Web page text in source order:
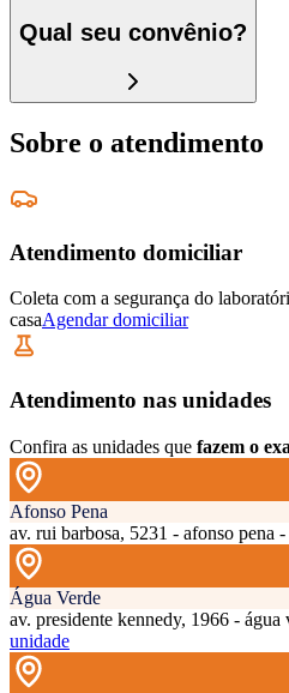
Qual seu convênio?
Sobre o atendimento
Atendimento domiciliar
Coleta com a segurança do
casaAgendar domiciliar
Atendimento nas unidades
Confira as unidades que fazem o
Afonso Pena
av. rui barbosa, 5231 - afonso pena -
Água Verde
av. presidente kennedy, 1966 - água
unidade